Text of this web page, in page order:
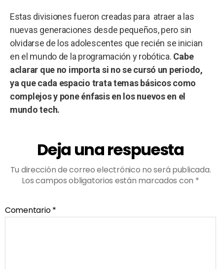
Estas divisiones fueron creadas para atraer a las
nuevas generaciones desde pequeños, pero sin
olvidarse de los adolescentes que recién se inician
en el mundo de la programación y robótica. Cabe
aclarar que no importa si no se cursó un periodo,
ya que cada espacio trata temas básicos como
complejos y pone énfasis en los nuevos en el
mundo tech.
Deja una respuesta
Tu dirección de correo electrónico no será publicada.
Los campos obligatorios están marcados con *
Comentario*